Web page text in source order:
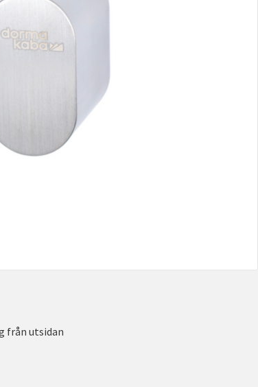
från utsidan